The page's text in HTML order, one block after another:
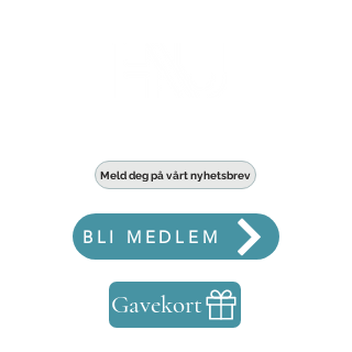
Meld deg på vårt nyhetsbrev
BLI MEDLEM
Gavekort